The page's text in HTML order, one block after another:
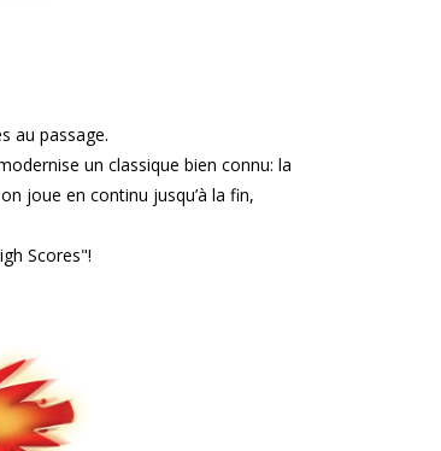
au passage.
un classique bien connu: la
joue en continu jusqu’à la fin,
Scores"!